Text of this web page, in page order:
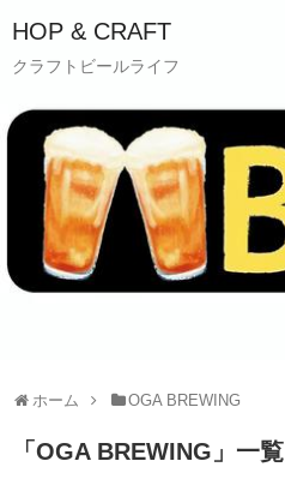
HOP & CRAFT
クラフトビールライフ
ホーム OGA BREWING
「 OGA BREWING 」 一覧